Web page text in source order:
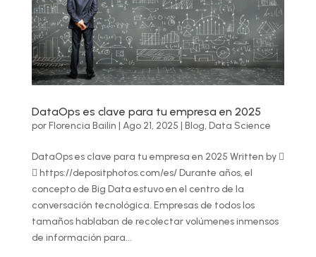
DataOps es clave para tu empresa en 2025
porFlorencia Bailin | Ago 21, 2025 | Blog, Data Science
DataOps es clave para tu empresa en 2025 Written by 
 https://depositphotos.com/es/ Durante años, el
concepto de Big Data estuvo en el centro de la
conversación tecnológica. Empresas de todos los
tamaños hablaban de recolectar volúmenes inmensos
de información para...